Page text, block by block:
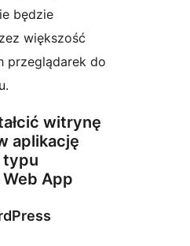
będzie
większość
przeglądarek do
witrynę
aplikację
typu
App